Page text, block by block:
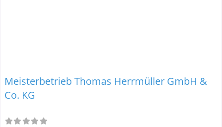
Meisterbetrieb Thomas Herrmüller GmbH &
Co. KG